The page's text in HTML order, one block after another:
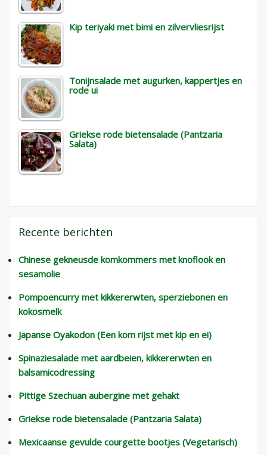
Kip teriyaki met bimi en zilvervliesrijst
Tonijnsalade met augurken, kappertjes en
rode ui
Griekse rode bietensalade (Pantzaria
Salata)
Recente berichten
Chinese gekneusde komkommers met knoflook en
sesamolie
Pompoencurry met kikkererwten, sperziebonen en
kokosmelk
Japanse Oyakodon (Een kom rijst met kip en ei)
Spinaziesalade met aardbeien, kikkererwten en
balsamicodressing
Pittige Szechuan aubergine met gehakt
Griekse rode bietensalade (Pantzaria Salata)
Mexicaanse gevulde courgette bootjes (Vegetarisch)